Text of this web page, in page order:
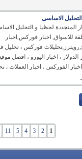
الاساسى
المتجددة لحظيا و التحليل
للاسواق, اخبار فوركس,اخبار
فوركس ، تحليل
الدولار ، اخبار اليورو ، افضل
الفوركس ، اخبار العملات ،
1
2
3
4
5
11